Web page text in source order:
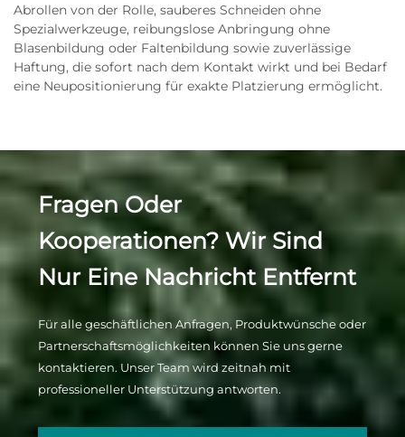
Abrollen von der Rolle, sauberes Schneiden ohne
Spezialwerkzeuge, reibungslose Anbringung ohne
Blasenbildung oder Faltenbildung sowie zuverlässige
Haftung, die sofort nach dem Kontakt wirkt und bei Bedarf
eine Neupositionierung für exakte Platzierung ermöglicht.
Fragen Oder
Kooperationen? Wir Sind
Nur Eine Nachricht Entfernt
Für alle geschäftlichen Anfragen, Produktwünsche oder
Partnerschaftsmöglichkeiten können Sie uns gerne
kontaktieren. Unser Team wird zeitnah mit
professioneller Unterstützung antworten.